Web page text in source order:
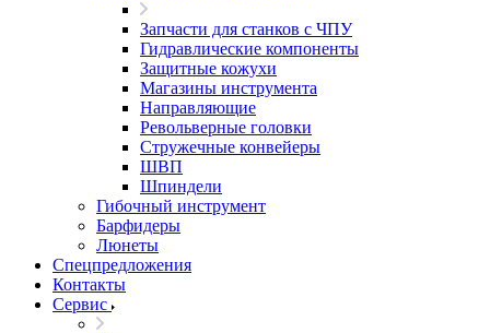
Запчасти для станков с ЧПУ
Гидравлические компоненты
Защитные кожухи
Магазины инструмента
Направляющие
Револьверные головки
Стружечные конвейеры
ШВП
Шпиндели
Гибочный инструмент
Барфидеры
Люнеты
Спецпредложения
Контакты
Сервис